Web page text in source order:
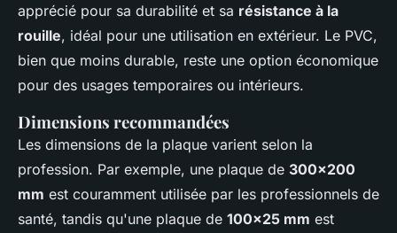
apprécié pour sa durabilité et sa résistance à la
rouille, idéal pour une utilisation en extérieur. Le PVC,
bien que moins durable, reste une option économique
pour des usages temporaires ou intérieurs.
Dimensions recommandées
Les dimensions de la plaque varient selon la
profession. Par exemple, une plaque de 300x200
mm est couramment utilisée par les professionnels de
santé, tandis qu'une plaque de 100x25 mm est